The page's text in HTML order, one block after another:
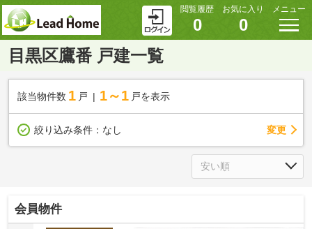
閲覧履歴
0
お気に入り
0
メニュー
目黒区鷹番 戸建一覧
該当物件数 1 戸 1～1 戸を表示
絞り込み条件： なし 変更
会員物件